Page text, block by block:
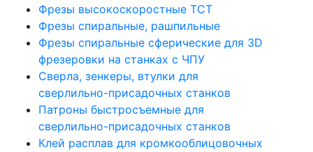
Фрезы высокоскоростные ТСТ
Фрезы спиральные, рашпильные
Фрезы спиральные сферические для 3D
фрезеровки на станках с ЧПУ
Сверла, зенкеры, втулки для
сверлильно-присадочных станков
Патроны быстросъемные для
сверлильно-присадочных станков
Клей расплав для кромкооблицовочных